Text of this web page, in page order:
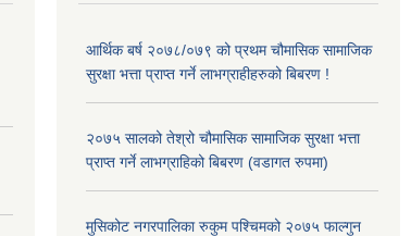
आर्थिक बर्ष २०७८/०७९ को प्रथम चौमासिक सामाजिक
सुरक्षा भत्ता प्राप्त गर्ने लाभग्राहीहरुको बिबरण !
२०७५ सालको तेश्रो चौमासिक सामाजिक सुरक्षा भत्ता
प्राप्त गर्ने लाभग्राहिको बिबरण (वडागत रुपमा)
मुसिकोट नगरपालिका रुकुम पश्चिमको २०७५ फाल्गुन